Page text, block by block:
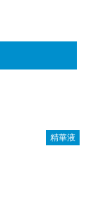
精華液